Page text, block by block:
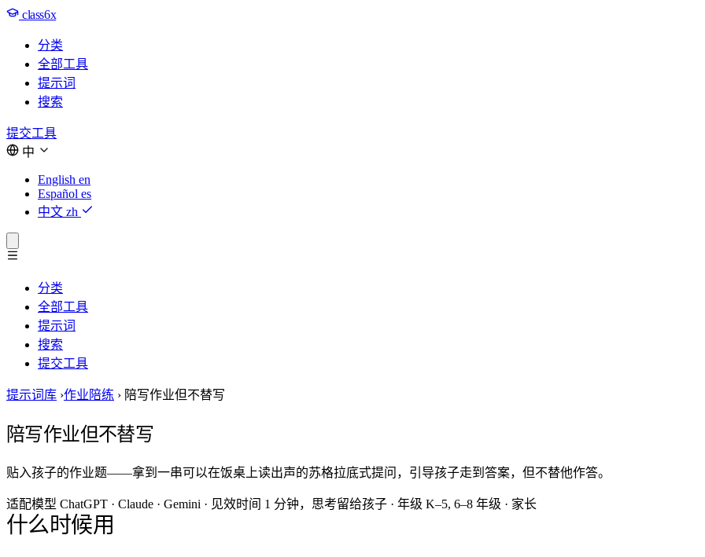
class6x
分类
全部工具
提示词
搜索
提交工具
中
English en
Español es
中文 zh
分类
全部工具
提示词
搜索
提交工具
提示词库 ›作业陪练 › 陪写作业但不替写
陪写作业但不替写
贴入孩子的作业题——拿到一串可以在饭桌上读出声的苏格拉底式提问，引导孩子走到答案，但不替他作答。
适配模型 ChatGPT · Claude · Gemini · 见效时间 1 分钟，思考留给孩子 · 年级 K–5, 6–8 年级 · 家长
什么时候用